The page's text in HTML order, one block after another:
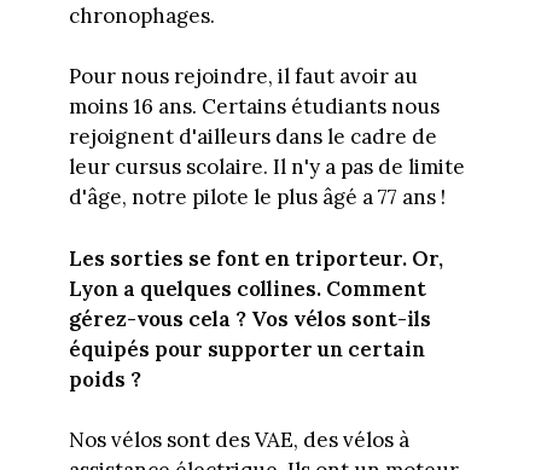
chronophages.
Pour nous rejoindre, il faut avoir au
moins 16 ans. Certains étudiants nous
rejoignent d'ailleurs dans le cadre de
leur cursus scolaire. Il n'y a pas de limite
d'âge, notre pilote le plus âgé a 77 ans !
Les sorties se font en triporteur. Or,
Lyon a quelques collines. Comment
gérez-vous cela ? Vos vélos sont-ils
équipés pour supporter un certain
poids ?
Nos vélos sont des VAE, des vélos à